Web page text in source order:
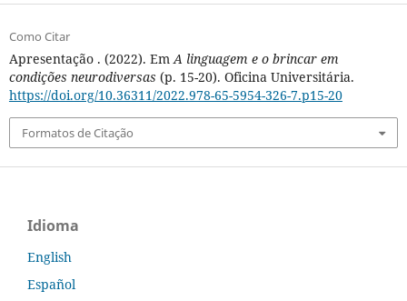
Como Citar
Apresentação . (2022). Em A linguagem e o brincar em
condições neurodiversas (p. 15-20). Oficina Universitária.
https://doi.org/10.36311/2022.978-65-5954-326-7.p15-20
Formatos de Citação
Idioma
English
Español